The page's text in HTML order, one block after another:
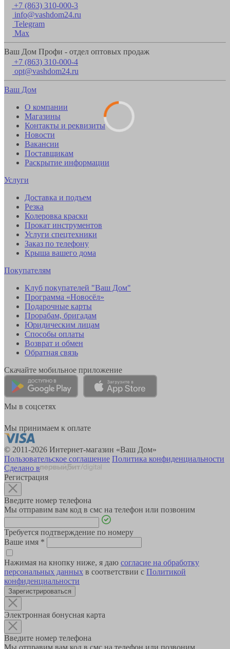
+7 (863) 310-000-3
info@vashdom24.ru
Telegram
Max
Ваш Дом Профи - отдел оптовых продаж
+7 (863) 310-000-4
opt@vashdom24.ru
Ваш Дом
О компании
Магазины
Контакты и реквизиты
Новости
Вакансии
Поставщикам
Раскрытие информации
Услуги
Доставка и подъем
Резка
Колеровка краски
Прокат инструментов
Услуги спецтехники
Заказ по телефону
Крыша вашего дома
Покупателям
Клуб покупателей "Ваш Дом"
Программа «Новосёл»
Подарочные карты
Прорабам, бригадам
Юридическим лицам
Способы оплаты
Возврат и обмен
Обратная связь
Скачайте мобильное приложение
Мы в соцсетях
Мы принимаем к оплате
© 2011-2026 Интернет-магазин «Ваш Дом»
Пользовательское соглашение Политика конфиденциальности
Сделано в
Регистрация
Введите номер телефона
Мы отправим вам код в смс на телефон или позвоним
Требуется подтверждение по номеру
Ваше имя *
Нажимая на кнопку ниже, я даю согласие на обработку
персональных данных в соответствии с Политикой
конфиденциальности
Зарегистрироваться
Электронная бонусная карта
Введите номер телефона